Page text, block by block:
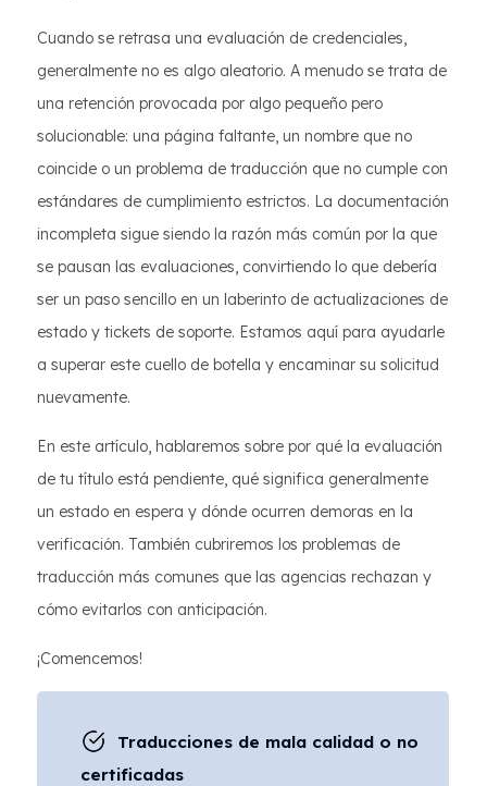
Cuando se retrasa una evaluación de credenciales,
generalmente no es algo aleatorio. A menudo se trata de
una retención provocada por algo pequeño pero
solucionable: una página faltante, un nombre que no
coincide o un problema de traducción que no cumple con
estándares de cumplimiento estrictos. La documentación
incompleta sigue siendo la razón más común por la que
se pausan las evaluaciones, convirtiendo lo que debería
ser un paso sencillo en un laberinto de actualizaciones de
estado y tickets de soporte. Estamos aquí para ayudarle
a superar este cuello de botella y encaminar su solicitud
nuevamente.
En este artículo, hablaremos sobre por qué la evaluación
de tu título está pendiente, qué significa generalmente
un estado en espera y dónde ocurren demoras en la
verificación. También cubriremos los problemas de
traducción más comunes que las agencias rechazan y
cómo evitarlos con anticipación.
¡Comencemos!
Traducciones de mala calidad o no
certificadas